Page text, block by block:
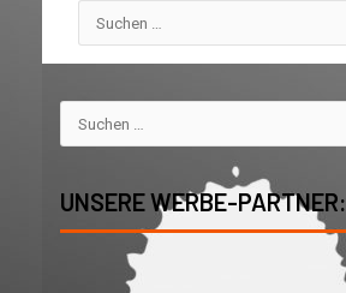
UNSERE WERBE-PARTNER: